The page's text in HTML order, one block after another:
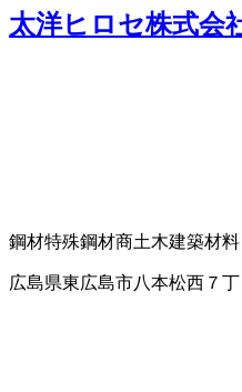
太洋ヒロセ株式会
鋼材特殊鋼材商土木建築材料
広島県東広島市八本松西７丁